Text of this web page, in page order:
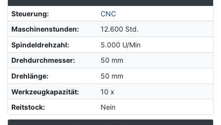
Steuerung:
CNC
Maschinenstunden:
12.600 Std.
Spindeldrehzahl:
5.000 U/Min
Drehdurchmesser:
50 mm
Drehlänge:
50 mm
Werkzeugkapazität:
10 x
Reitstock: Nein